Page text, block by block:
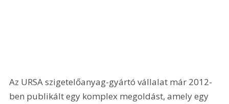
Az URSA szigetelőanyag-gyártó vállalat már 2012-
ben publikált egy komplex megoldást, amely egy